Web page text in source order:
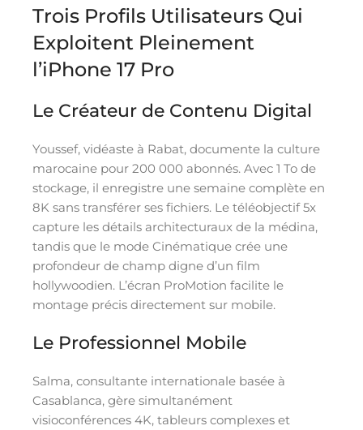
Trois Profils Utilisateurs Qui
Exploitent Pleinement
l’iPhone 17 Pro
Le Créateur de Contenu Digital
Youssef, vidéaste à Rabat, documente la culture
marocaine pour 200 000 abonnés. Avec 1 To de
stockage, il enregistre une semaine complète en
8K sans transférer ses fichiers. Le téléobjectif 5x
capture les détails architecturaux de la médina,
tandis que le mode Cinématique crée une
profondeur de champ digne d’un film
hollywoodien. L’écran ProMotion facilite le
montage précis directement sur mobile.
Le Professionnel Mobile
Salma, consultante internationale basée à
Casablanca, gère simultanément
visioconférences 4K, tableurs complexes et